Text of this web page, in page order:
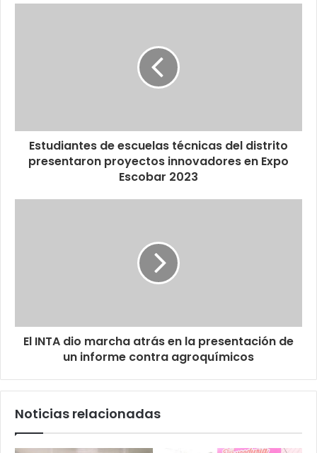
Estudiantes de escuelas técnicas del distrito
presentaron proyectos innovadores en Expo
Escobar 2023
El INTA dio marcha atrás en la presentación de
un informe contra agroquímicos
Noticias relacionadas